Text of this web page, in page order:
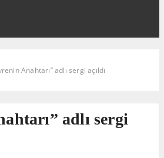
Anahtarı” adlı sergi açıldı
adlı sergi